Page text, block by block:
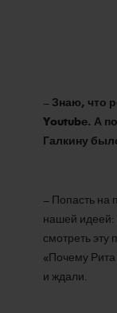
– Знаю, что
Youtube. А
Галкину
– Попасть на
нашей идеей:
смотреть эту
«Почему
и ждали.